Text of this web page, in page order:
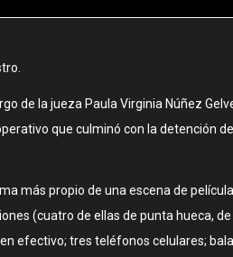
de la jueza Paula Virginia Núñez
que culminó con la detención
más propio de una escena de
(cuatro de ellas de punta hueca,
efectivo; tres teléfonos celulares;